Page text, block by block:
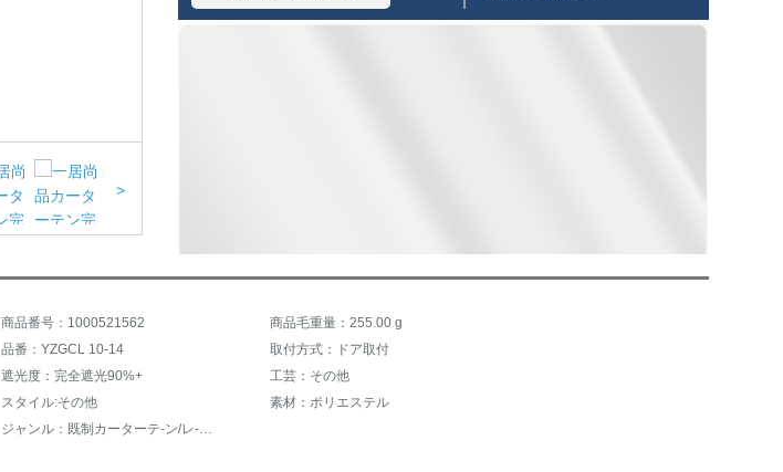
>
商品番号：1000521562
商品毛重量：255.00 g
品番：YZGCL 10-14
取付方式：ドア取付
遮光度：完全遮光90%+
工芸：その他
スタイル:その他
素材：ポリエステル
ジャンル：既制カーターテ-ン/レ-スカーンテ-ン